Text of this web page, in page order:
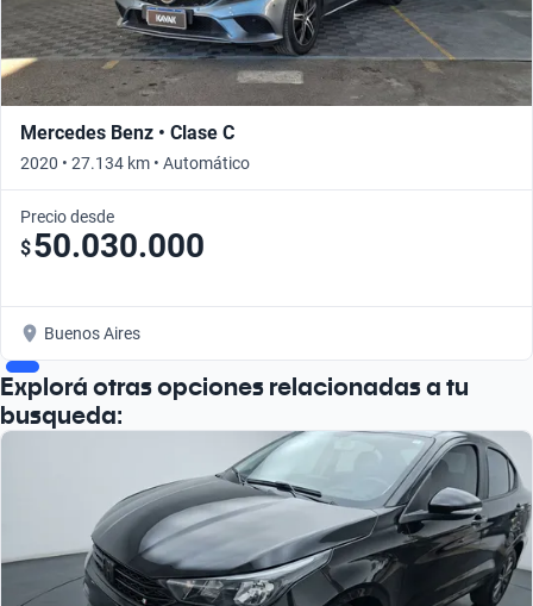
Mercedes Benz • Clase C
2020 • 27.134 km • Automático
Precio desde
$50.030.000
Buenos Aires
Explorá otras opciones relacionadas a tu
busqueda: